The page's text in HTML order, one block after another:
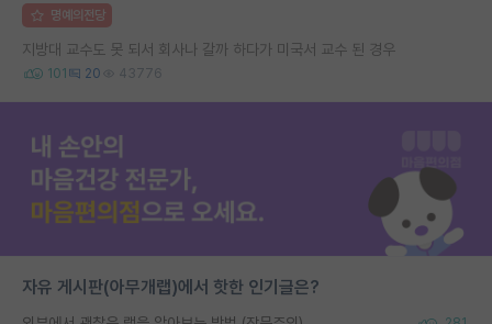
명예의전당
지방대 교수도 못 되서 회사나 갈까 하다가 미국서 교수 된 경우
101 20 43776
자유 게시판(아무개랩)에서 핫한 인기글은?